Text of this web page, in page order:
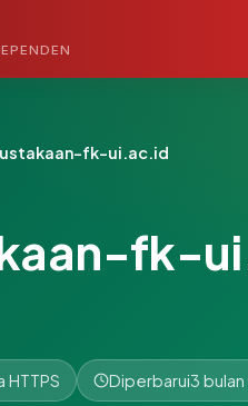
fk-ui.ac.id
fk-
HTTPS Diperbarui3 bulan